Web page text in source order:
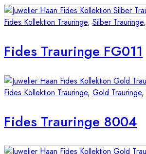
Fides Kollektion Trauringe, Silber Trauringe,
Fides Trauringe FG011
Fides Kollektion Trauringe, Gold Trauringe,
Fides Trauringe 8004